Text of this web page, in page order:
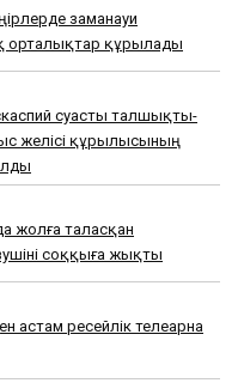
заманауи
орталықтар құрылады
суасты талшықты-
желісі құрылысының
жолға таласқан
соққыға жықты
астам ресейлік телеарна